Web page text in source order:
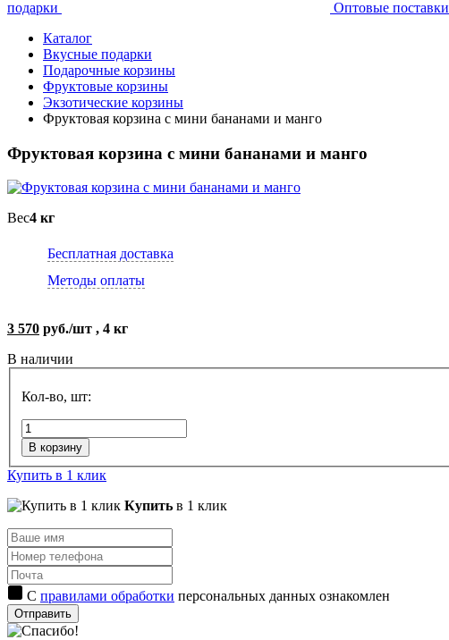
подарки
Оптовые поставки
Каталог
Вкусные подарки
Подарочные корзины
Фруктовые корзины
Экзотические корзины
Фруктовая корзина с мини бананами и манго
Фруктовая корзина с мини бананами и манго
Вес4 кг
Бесплатная доставка
Методы оплаты
3 570 руб./шт , 4 кг
В наличии
Кол-во, шт:
В корзину
Купить в 1 клик
Купить в 1 клик
С правилами обработки персональных данных ознакомлен
Отправить